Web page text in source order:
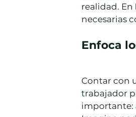
realidad. En
necesarias
Enfoca
Contar con
trabajador
importante: